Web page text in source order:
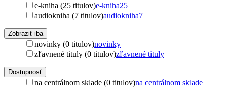
e-kniha (25 titulov)e-kniha25
audiokniha (7 titulov)audiokniha7
Zobraziť iba
novinky (0 titulov)novinky
zľavnené tituly (0 titulov)zľavnené tituly
Dostupnosť
na centrálnom sklade (0 titulov)na centrálnom sklade